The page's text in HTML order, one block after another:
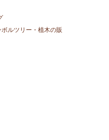
ルツリー・植木の販